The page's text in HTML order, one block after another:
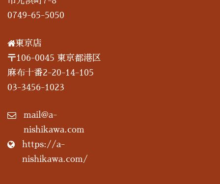
0749-65-5050
東京店
〒106-0045 東京都港区
麻布十番2-20-14-105
03-3456-1023
mail@a-
nishikawa.com
https://a-
nishikawa.com/